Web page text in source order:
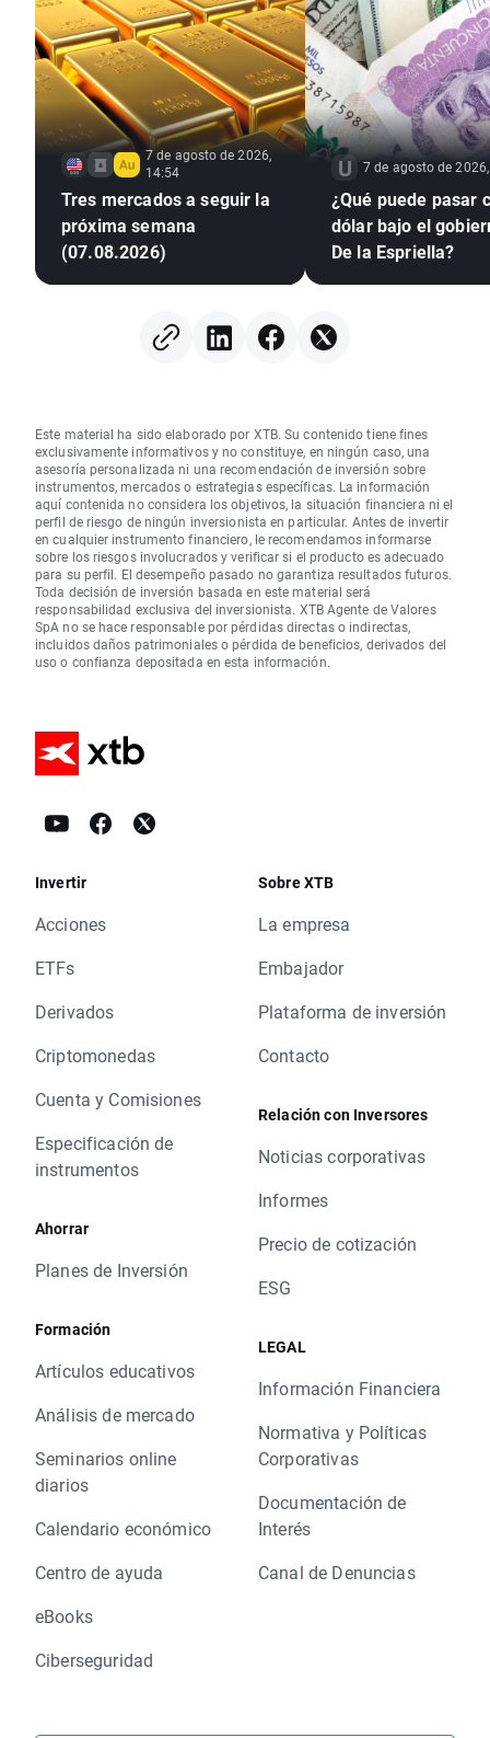
7 de agosto de 2026,
14:54
Tres mercados a seguir la
próxima semana
(07.08.2026)
7 de agosto de
¿Qué puede pasar
dólar bajo el
De la Espriella?
Este material ha sido elaborado por XTB. Su contenido tiene fines
exclusivamente informativos y no constituye, en ningún caso, una
asesoría personalizada ni una recomendación de inversión sobre
instrumentos, mercados o estrategias específicas. La información
aquí contenida no considera los objetivos, la situación financiera ni el
perfil de riesgo de ningún inversionista en particular. Antes de invertir
en cualquier instrumento financiero, le recomendamos informarse
sobre los riesgos involucrados y verificar si el producto es adecuado
para su perfil. El desempeño pasado no garantiza resultados futuros.
Toda decisión de inversión basada en este material será
responsabilidad exclusiva del inversionista. XTB Agente de Valores
SpA no se hace responsable por pérdidas directas o indirectas,
incluidos daños patrimoniales o pérdida de beneficios, derivados del
uso o confianza depositada en esta información.
Invertir
Acciones
ETFs
Derivados
Criptomonedas
Cuenta y Comisiones
Especificación de
instrumentos
Ahorrar
Planes de Inversión
Formación
Artículos educativos
Análisis de mercado
Seminarios online
diarios
Calendario económico
Centro de ayuda
eBooks
Ciberseguridad
Sobre XTB
La empresa
Embajador
Plataforma de inversión
Contacto
Relación con Inversores
Noticias corporativas
Informes
Precio de cotización
ESG
LEGAL
Información Financiera
Normativa y Políticas
Corporativas
Documentación de
Interés
Canal de Denuncias